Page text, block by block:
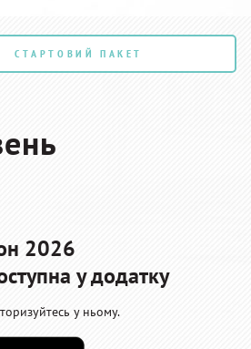
СТАРТОВИЙ ПАКЕТ
2026
у додатку
у ньому.